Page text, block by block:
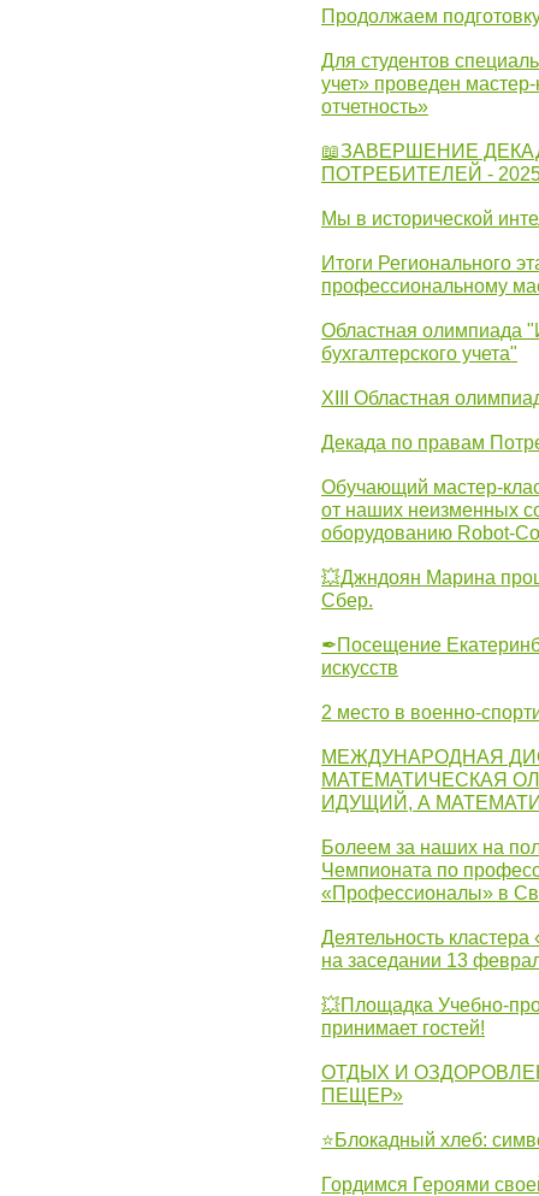
Продолжаем
Для студентов
учет» проведен
отчетность»
📖ЗАВЕРШЕНИЕ
ПОТРЕБИТЕЛЕЙ -
Мы в исторической
Итоги Регионального
профессиональному
Областная олимпиада
бухгалтерского учета"
XIII Областная
Декада по правам
Обучающий мастер-
от наших неизменных
оборудованию Robot-
💥Джндоян Марина
Сбер.
✒Посещение
искусств
2 место в военно-
МЕЖДУНАРОДНАЯ
МАТЕМАТИЧЕСКАЯ
ИДУЩИЙ, А
Болеем за наших на
Чемпионата по
«Профессионалы» в
Деятельность
на заседании 13
💥Площадка Учебно-
принимает гостей!
ОТДЫХ И
ПЕЩЕР»
⭐Блокадный хлеб:
Гордимся Героями